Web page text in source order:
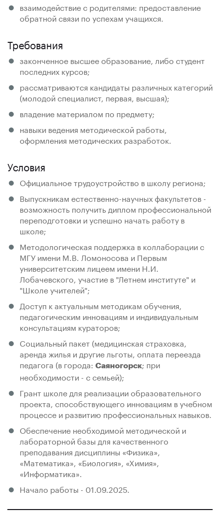
взаимодействие с родителями: предоставление
обратной связи по успехам учащихся.
Требования
законченное высшее образование, либо студент
последних курсов;
рассматриваются кандидаты различных категорий
(молодой специалист, первая, высшая);
владение материалом по предмету;
навыки ведения методической работы,
оформления методических разработок.
Условия
Официальное трудоустройство в школу региона;
Выпускникам естественно-научных факультетов -
возможность получить диплом профессиональной
переподготовки и успешно начать работу в
школе;
Методологическая поддержка в коллаборации с
МГУ имени М.В. Ломоносова и Первым
университетским лицеем имени Н.И.
Лобачевского, участие в "Летнем институте" и
"Школе учителей";
Доступ к актуальным методикам обучения,
педагогическим инновациям и индивидуальным
консультациям кураторов;
Социальный пакет (медицинская страховка,
аренда жилья и другие льготы, оплата переезда
педагога (в города: Саяногорск; при
необходимости - с семьей);
Грант школе для реализации образовательного
проекта, способствующего инновациям в учебном
процессе и развитию профессиональных навыков.
Обеспечение необходимой методической и
лабораторной базы для качественного
преподавания дисциплины «Физика»,
«Математика», «Биология», «Химия»,
«Информатика».
Начало работы - 01.09.2025.